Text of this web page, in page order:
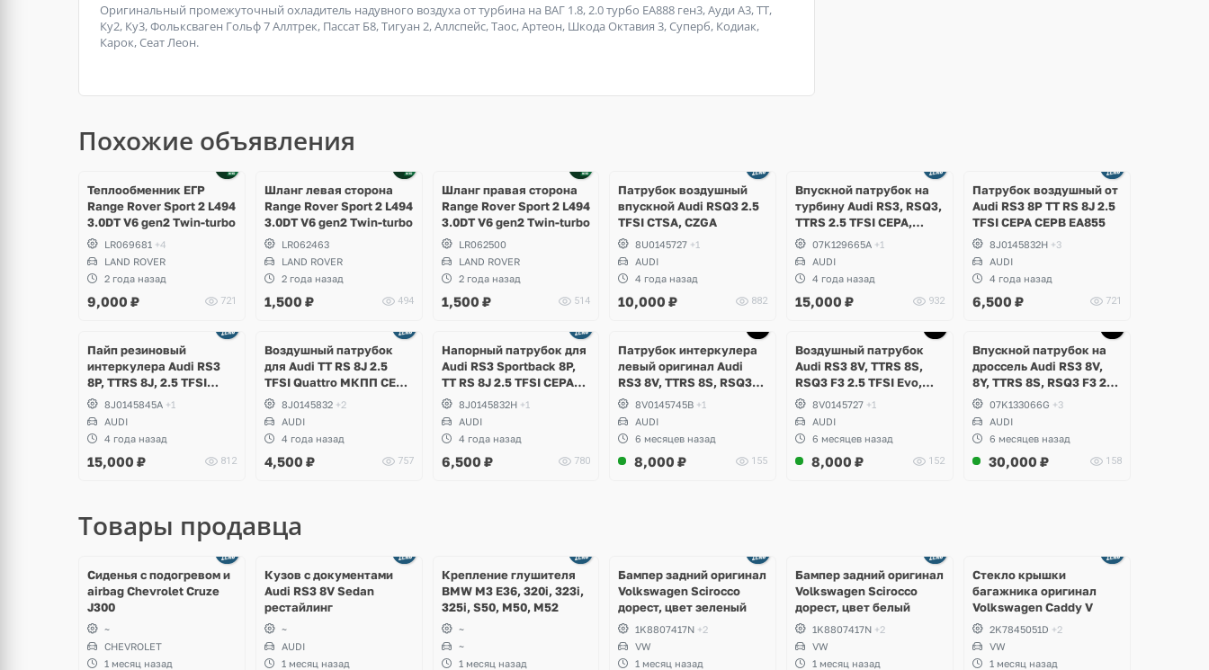
Оригинальный промежуточный охладитель надувного воздуха от турбина на ВАГ 1.8, 2.0 турбо ЕА888 ген3, Ауди А3, ТТ,
Ку2, Ку3, Фольксваген Гольф 7 Аллтрек, Пассат Б8, Тигуан 2, Аллспейс, Таос, Артеон, Шкода Октавия 3, Суперб, Кодиак,
Карок, Сеат Леон.
Похожие объявления
Теплообменник ЕГР
Range Rover Sport 2 L494
3.0DT V6 gen2 Twin-turbo
LR069681 +4
LAND ROVER
2 года назад
9,000 ₽ 721
Шланг левая сторона
Range Rover Sport 2 L494
3.0DT V6 gen2 Twin-turbo
LR062463
LAND ROVER
2 года назад
1,500 ₽ 494
Шланг правая сторона
Range Rover Sport 2 L494
3.0DT V6 gen2 Twin-turbo
LR062500
LAND ROVER
2 года назад
1,500 ₽ 514
Патрубок воздушный
впускной Audi RSQ3 2.5
TFSI CTSA, CZGA
8U0145727 +1
AUDI
4 года назад
10,000 ₽ 882
Впускной патрубок на
турбину Audi RS3, RSQ3,
TTRS 2.5 TFSI CEPA,
CTSA, CZGA, CZGB
07K129665A +1
AUDI
4 года назад
15,000 ₽ 932
Патрубок воздушный от
Аudi RS3 8P TT RS 8J 2.5
TFSI CEPA CEPB EA855
8J0145832H +3
AUDI
4 года назад
6,500 ₽ 721
Пайп резиновый
интеркулера Audi RS3
8P, TTRS 8J, 2.5 TFSI
CEPA, CEPB
8J0145845A +1
AUDI
4 года назад
15,000 ₽ 812
Воздушный патрубок
для Audi TT RS 8J 2.5
TFSI Quattro МКПП СEPA
CEPB EA855
8J0145832 +2
AUDI
4 года назад
4,500 ₽ 757
Напорный патрубок для
Аudi RS3 Sportback 8P,
TT RS 8J 2.5 TFSI CEPA
CEPB EA855 DSG DQ500
8J0145832H +1
AUDI
4 года назад
6,500 ₽ 780
Патрубок интеркулера
левый оригинал Audi
RS3 8V, TTRS 8S, RSQ3
F3 2.5 TFSI Evo, DAZA,
DNWA, DNWB
8V0145745B +1
AUDI
6 месяцев назад
8,000 ₽ 155
Воздушный патрубок
Audi RS3 8V, TTRS 8S,
RSQ3 F3 2.5 TFSI Evo,
CZGB, DAZA, DNWA,
DNWB
8V0145727 +1
AUDI
6 месяцев назад
8,000 ₽ 152
Впускной патрубок на
дроссель Audi RS3 8V,
8Y, TTRS 8S, RSQ3 F3 2.5
TFSI Evo, DAZA, DNWA,
DNWB
07K133066G +3
AUDI
6 месяцев назад
30,000 ₽ 158
Товары продавца
Сиденья с подогревом и
airbag Chevrolet Cruze
J300
~
CHEVROLET
1 месяц назад
Кузов с документами
Audi RS3 8V Sedan
рестайлинг
~
AUDI
1 месяц назад
Крепление глушителя
BMW M3 E36, 320i, 323i,
325i, S50, M50, M52
~
~
1 месяц назад
Бампер задний оригинал
Volkswagen Scirocco
дорест, цвет зеленый
1K8807417N +2
VW
1 месяц назад
Бампер задний оригинал
Volkswagen Scirocco
дорест, цвет белый
1K8807417N +2
VW
1 месяц назад
Стекло крышки
багажника оригинал
Volkswagen Caddy V
2K7845051D +2
VW
1 месяц назад